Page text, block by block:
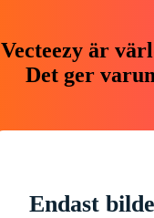
Vecteezy är
Det ger
Endast